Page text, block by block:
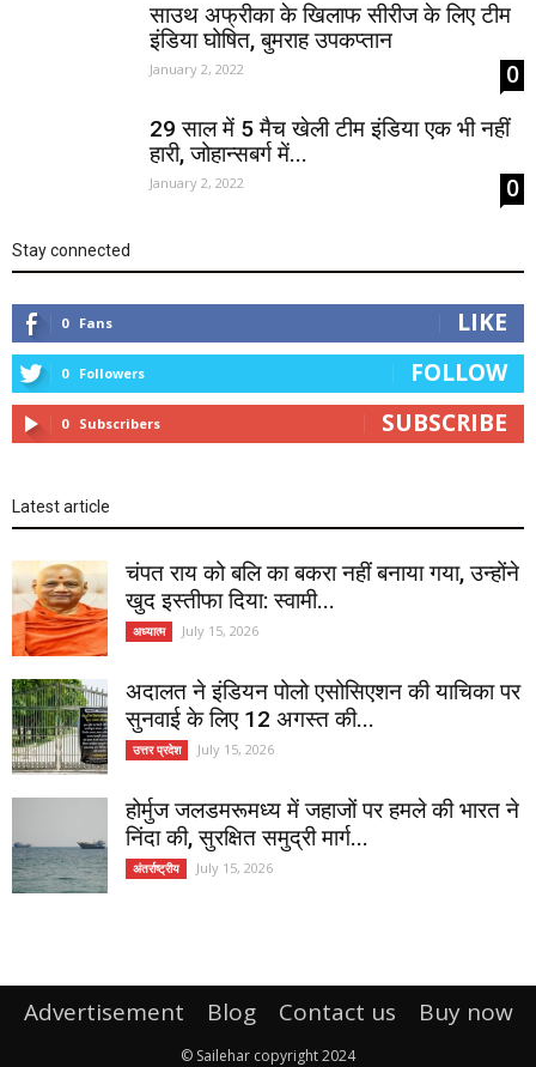
साउथ अफ्रीका के खिलाफ सीरीज के लिए टीम
इंडिया घोषित, बुमराह उपकप्तान
January 2, 2022 0
29 साल में 5 मैच खेली टीम इंडिया एक भी नहीं
हारी, जोहान्सबर्ग में...
January 2, 2022 0
Stay connected
0 Fans LIKE
0 Followers FOLLOW
0 Subscribers SUBSCRIBE
Latest article
चंपत राय को बलि का बकरा नहीं बनाया गया, उन्होंने
खुद इस्तीफा दिया: स्वामी...
अध्यात्म July 15, 2026
अदालत ने इंडियन पोलो एसोसिएशन की याचिका पर
सुनवाई के लिए 12 अगस्त की...
उत्तर प्रदेश July 15, 2026
होर्मुज जलडमरूमध्य में जहाजों पर हमले की भारत ने
निंदा की, सुरक्षित समुद्री मार्ग...
अंतर्राष्ट्रीय July 15, 2026
Advertisement Blog Contact us Buy now
© Sailehar copyright 2024